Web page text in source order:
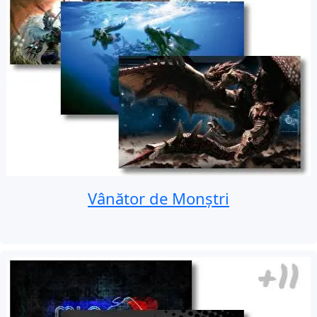
Vânător de Monștri